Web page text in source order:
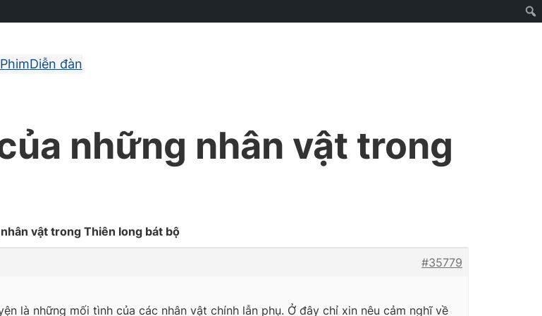
PhimDiễn đàn
những nhân vật trong
vật trong Thiên long bát bộ
#35779
là những mối tình của các nhân vật chính lẫn phụ. Ở đây chỉ xin nêu cảm nghĩ về